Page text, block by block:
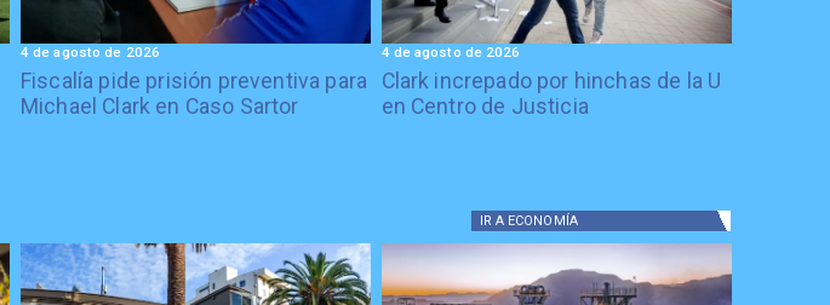
Fiscalía pide prisión preventiva para
Michael Clark en Caso Sartor
4 de agosto de 2026
Clark increpado por hinchas de la U
en Centro de Justicia
4 de agosto de 2026
IR A ECONOMÍA